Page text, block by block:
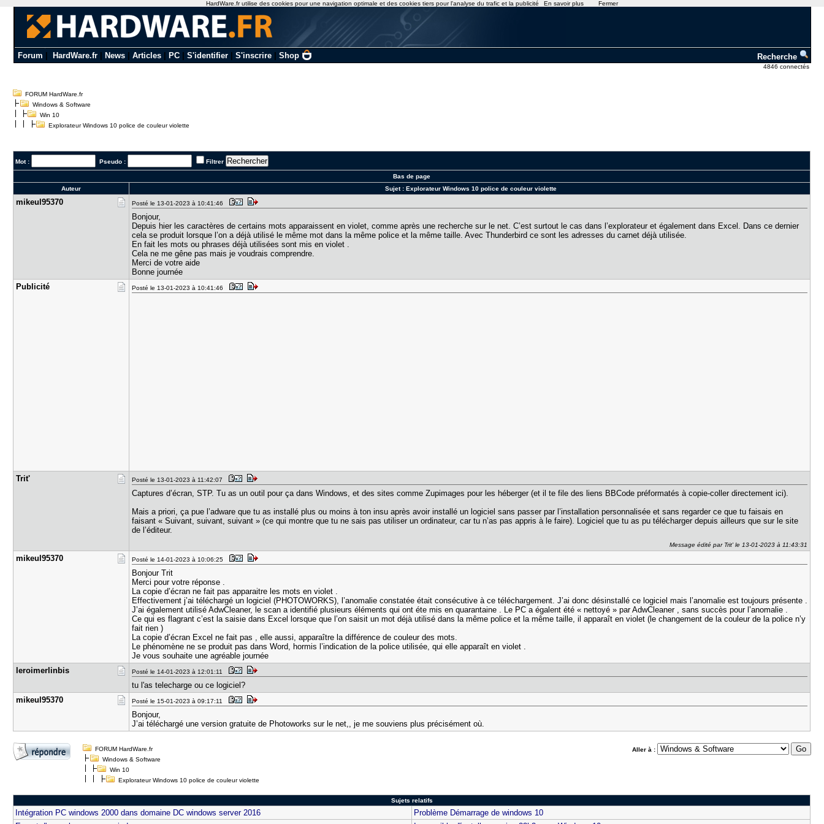
Forum HardWare.fr| News| Articles| PC| S'identifier| S'inscrire| Shop Recherche
4846 connectés
FORUM HardWare.fr
Windows & Software
Win 10
Explorateur Windows 10 police de couleur violette
Mot : Pseudo : Filtrer
Bas de page
Auteur
Sujet : Explorateur Windows 10 police de couleur violette
mikeul9537​0 Posté le 13-01-2023 à 10:41:46
Bonjour,
Depuis hier les caractères de certains mots apparaissent en violet, comme après une recherche sur le net. C’est surtout le cas dans l’explorateur et également dans Excel. Dans ce dernier
cela se produit lorsque l’on a déjà utilisé le même mot dans la même police et la même taille. Avec Thunderbird ce sont les adresses du carnet déjà utilisée.
En fait les mots ou phrases déjà utilisées sont mis en violet .
Cela ne me gêne pas mais je voudrais comprendre.
Merci de votre aide
Bonne journée
Publicité
Posté le 13-01-2023 à 10:41:46
Trit' Posté le 13-01-2023 à 11:42:07
Captures d’écran, STP. Tu as un outil pour ça dans Windows, et des sites comme Zupimages pour les héberger (et il te file des liens BBCode préformatés à copie-coller directement ici).
Mais a priori, ça pue l’adware que tu as installé plus ou moins à ton insu après avoir installé un logiciel sans passer par l’installation personnalisée et sans regarder ce que tu faisais en
faisant « Suivant, suivant, suivant » (ce qui montre que tu ne sais pas utiliser un ordinateur, car tu n’as pas appris à le faire). Logiciel que tu as pu télécharger depuis ailleurs que sur le site
de l’éditeur.
Message édité par Trit' le 13-01-2023 à 11:43:31
mikeul9537​0 Posté le 14-01-2023 à 10:06:25
Bonjour Trit
Merci pour votre réponse .
La copie d’écran ne fait pas apparaitre les mots en violet .
Effectivement j’ai téléchargé un logiciel (PHOTOWORKS), l’anomalie constatée était consécutive à ce téléchargement. J’ai donc désinstallé ce logiciel mais l’anomalie est toujours présente .
J’ai également utilisé AdwCleaner, le scan a identifié plusieurs éléments qui ont éte mis en quarantaine . Le PC a égalent été « nettoyé » par AdwCleaner , sans succès pour l’anomalie .
Ce qui es flagrant c’est la saisie dans Excel lorsque que l’on saisit un mot déjà utilisé dans la même police et la même taille, il apparaît en violet (le changement de la couleur de la police n’y
fait rien )
La copie d’écran Excel ne fait pas , elle aussi, apparaître la différence de couleur des mots.
Le phénomène ne se produit pas dans Word, hormis l’indication de la police utilisée, qui elle apparaît en violet .
Je vous souhaite une agréable journée
leroimerli​nbis
Posté le 14-01-2023 à 12:01:11
tu l'as telecharge ou ce logiciel?
mikeul9537​0
Posté le 15-01-2023 à 09:17:11
Bonjour,
J’ai téléchargé une version gratuite de Photoworks sur le net,, je me souviens plus précisément où.
Aller à :
FORUM HardWare.fr
Windows & Software
Win 10
Explorateur Windows 10 police de couleur violette
Sujets relatifs
Intégration PC windows 2000 dans domaine DC windows server 2016
Problème Démarrage de windows 10
HardWare.fr utilise des cookies pour une navigation optimale et des cookies tiers pour l'analyse du trafic et la publicité En savoir plus Fermer